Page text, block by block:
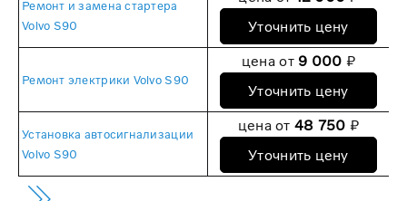
Ремонт и замена стартера
Volvo S90
Уточнить цену
Ремонт электрики Volvo S90
цена от 9 000 ₽
Уточнить цену
Установка автосигнализации
Volvo S90
цена от 48 750 ₽
Уточнить цену